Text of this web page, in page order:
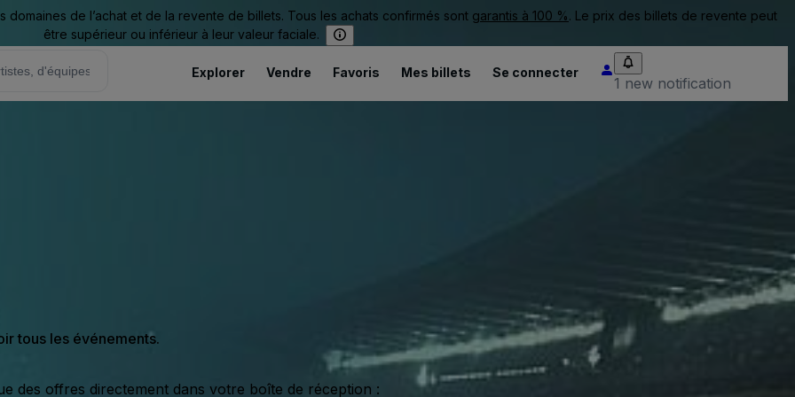
de l’achat et de la revente de billets. Tous les achats confirmés sont garantis à 100 %. Le prix des billets de revente peut
être supérieur ou inférieur à leur valeur faciale.
Explorer Vendre Favoris Mes billets Se connecter
1 new notification
tous les événements.
des offres directement dans votre boîte de réception :